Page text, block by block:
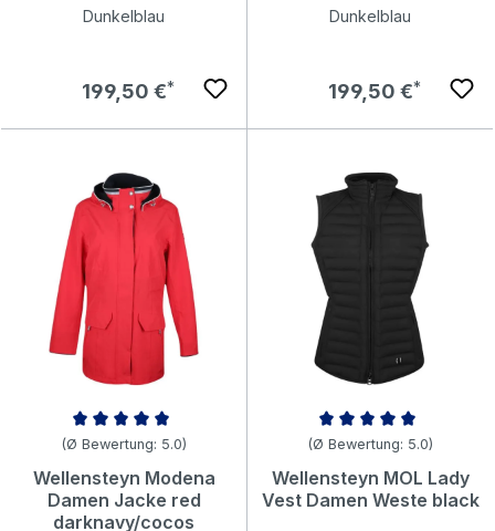
Dunkelblau
Regulärer Preis:
199,50 €
Dunkelblau
Regulärer Preis:
199,50 €
Durchschnittliche Bewertung von 5 von 5 Sternen
(Ø Bewertung: 5.0)
Wellensteyn Modena
Damen Jacke red
darknavy/cocos
Durchschnittliche Bewertung
(Ø Bewertung: 5.0)
Wellensteyn MOL Lady
Vest Damen Weste black